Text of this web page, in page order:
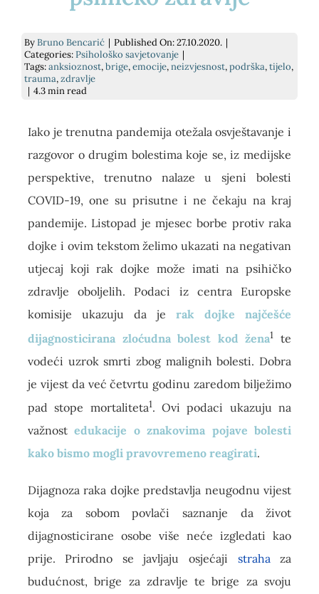
Savjetovanje uživo
Grupe podrške za socijalnu anksioznost
Za tvrtke
Cjenik
Slika o sebi: nježnost i umjetnost
Dnevnik mentalnog zdravlja
Kontakt
ByBruno Bencarić | Published On: 27.10.2020. |
Categories:Psihološko savjetovanje |
Tags:anksioznost,brige,emocije,neizvjesnost,podrška,tijelo,
trauma,zdravlje
| 4.3 min read
Iako je trenutna pandemija otežala osvještavanje i
razgovor o drugim bolestima koje se, iz medijske
perspektive, trenutno nalaze u sjeni bolesti
COVID-19, one su prisutne i ne čekaju na kraj
pandemije. Listopad je mjesec borbe protiv raka
dojke i ovim tekstom želimo ukazati na negativan
utjecaj koji rak dojke može imati na psihičko
zdravlje oboljelih. Podaci iz centra Europske
komisije ukazuju da jerak dojke najčešće
dijagnosticirana zloćudna bolest kod žena1 te
vodeći uzrok smrti zbog malignih bolesti. Dobra
je vijest da već četvrtu godinu zaredom bilježimo
pad stope mortaliteta1. Ovi podaci ukazuju na
važnostedukacije o znakovima pojave bolesti
kako bismo mogli pravovremeno reagirati.
Dijagnoza raka dojke predstavlja neugodnu vijest
koja za sobom povlači saznanje da život
dijagnosticirane osobe više neće izgledati kao
prije. Prirodno se javljaju osjećaji strahaza
budućnost, brige za zdravlje te brige za svoju